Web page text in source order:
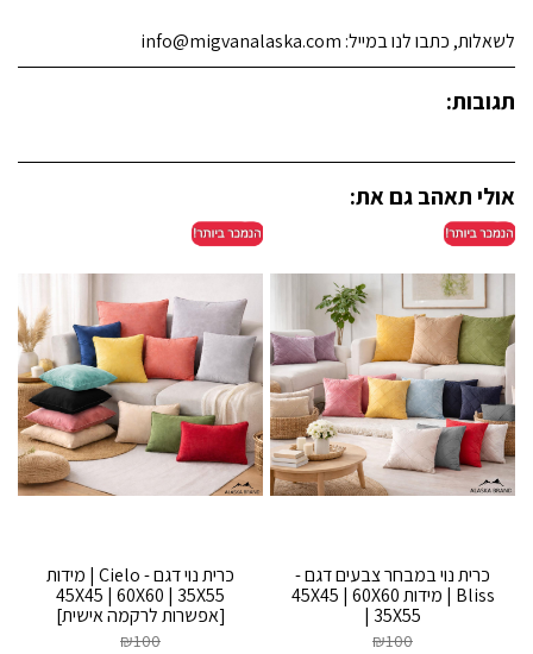
לשאלות, כתבו לנו במייל: info@migvanalaska.com
תגובות:
אולי תאהב גם את:
כרית נוי במבחר צבעים דגם -
Bliss | מידות 45X45 | 60X60
| 35X55
₪100
כרית נוי דגם - Cielo | מידות
45X45 | 60X60 | 35X55
[אפשרות לרקמה אישית]
₪100